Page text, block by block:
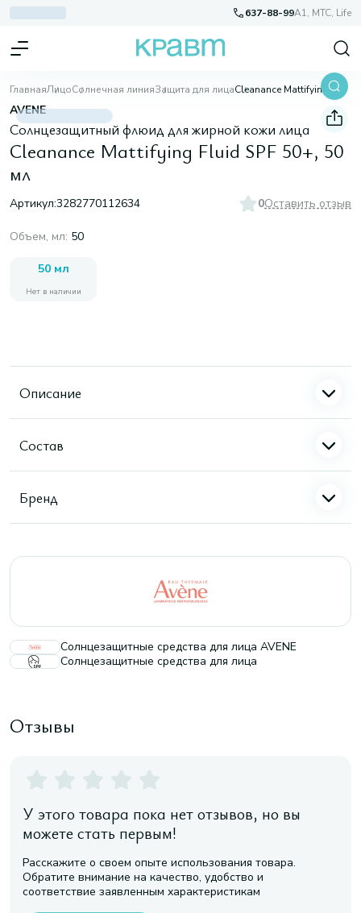
637-88-99A1, МТС, Life
ГлавнаяЛицоСолнечная линияЗащита для лица Cleanance Mattifying Fluid SPF 50+, 50 мл
AVENE
Солнцезащитный флюид для жирной кожи лица
Cleanance Mattifying Fluid SPF 50+, 50
мл
Артикул:3282770112634 0Оставить отзыв
Объем, мл: 50
50 мл
Нет в наличии
Описание
Состав
Бренд
Солнцезащитные средства для лица AVENE
Солнцезащитные средства для лица
Отзывы
У этого товара пока нет отзывов, но вы
можете стать первым!
Расскажите о своем опыте использования товара.
Обратите внимание на качество, удобство и
соответствие заявленным характеристикам